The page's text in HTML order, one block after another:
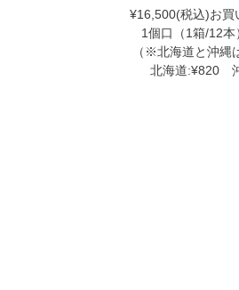
¥16,500(税込)お買
1個口（1箱/12本
（※北海道と沖縄
北海道:¥820